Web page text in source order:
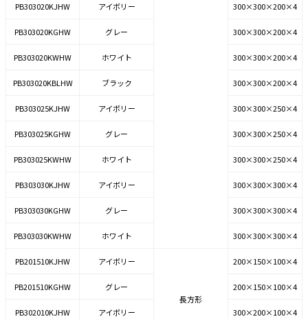
PB303020KJHW アイボリー 300×300×200×4
PB303020KGHW グレー 300×300×200×4
PB303020KWHW ホワイト 300×300×200×4
PB303020KBLHW ブラック 300×300×200×4
PB303025KJHW アイボリー 300×300×250×4
PB303025KGHW グレー 300×300×250×4
PB303025KWHW ホワイト 300×300×250×4
PB303030KJHW アイボリー 300×300×300×4
PB303030KGHW グレー 300×300×300×4
PB303030KWHW ホワイト 300×300×300×4
PB201510KJHW アイボリー
長方形
200×150×100×4
PB201510KGHW グレー 200×150×100×4
PB302010KJHW アイボリー 300×200×100×4